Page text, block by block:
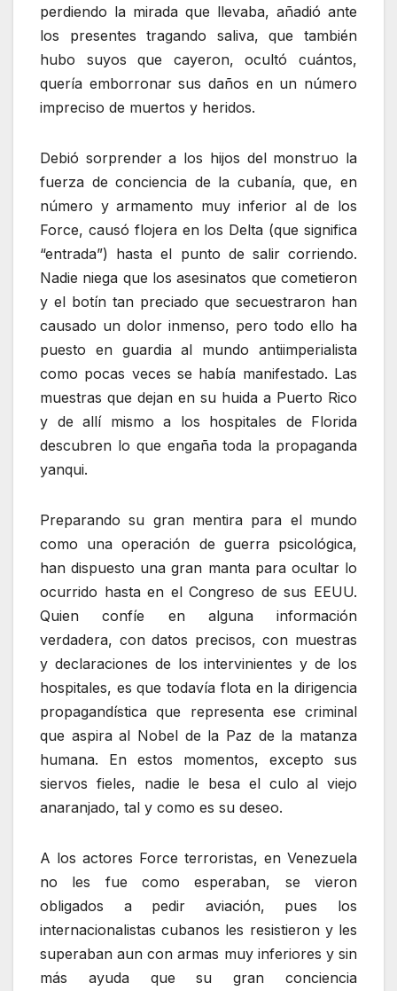
perdiendo la mirada que llevaba, añadió ante
los presentes tragando saliva, que también
hubo suyos que cayeron, ocultó cuántos,
quería emborronar sus daños en un número
impreciso de muertos y heridos.
Debió sorprender a los hijos del monstruo la
fuerza de conciencia de la cubanía, que, en
número y armamento muy inferior al de los
Force, causó flojera en los Delta (que significa
“entrada”) hasta el punto de salir corriendo.
Nadie niega que los asesinatos que cometieron
y el botín tan preciado que secuestraron han
causado un dolor inmenso, pero todo ello ha
puesto en guardia al mundo antiimperialista
como pocas veces se había manifestado. Las
muestras que dejan en su huida a Puerto Rico
y de allí mismo a los hospitales de Florida
descubren lo que engaña toda la propaganda
yanqui.
Preparando su gran mentira para el mundo
como una operación de guerra psicológica,
han dispuesto una gran manta para ocultar lo
ocurrido hasta en el Congreso de sus EEUU.
Quien confíe en alguna información
verdadera, con datos precisos, con muestras
y declaraciones de los intervinientes y de los
hospitales, es que todavía flota en la dirigencia
propagandística que representa ese criminal
que aspira al Nobel de la Paz de la matanza
humana. En estos momentos, excepto sus
siervos fieles, nadie le besa el culo al viejo
anaranjado, tal y como es su deseo.
A los actores Force terroristas, en Venezuela
no les fue como esperaban, se vieron
obligados a pedir aviación, pues los
internacionalistas cubanos les resistieron y les
superaban aun con armas muy inferiores y sin
más ayuda que su gran conciencia